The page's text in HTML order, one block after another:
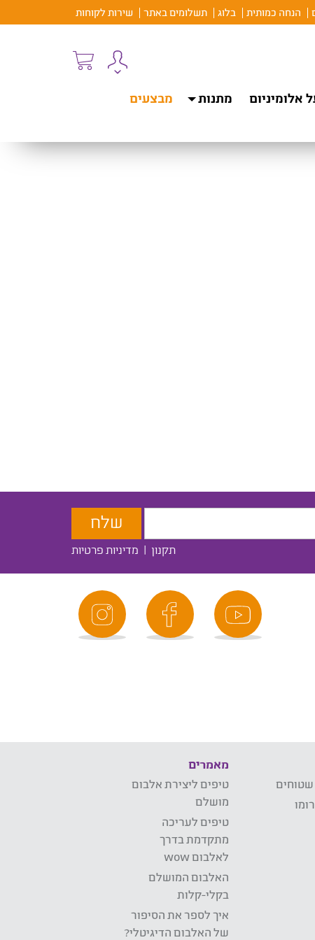
הנחה כמותית בלוג תשלומים באתר שירות לקוחות
אלומיניום מתנות
מבצעים
תקנון | מדיניות פרטיות
שטוחים
מאמרים
טיפים ליצירת אלבום
מושלם
טיפים לעריכה
מתקדמת בדרך
לאלבום wow
האלבום המושלם
בקלי-קלות
איך לספר את הסיפור
של האלבום הדיגיטלי?